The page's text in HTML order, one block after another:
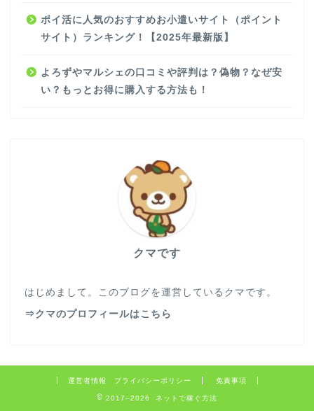
ポイ活に人気のおすすめお小遣いサイト（ポイント
サイト）ランキング！【2025年最新版】
よろずやマルシェの口コミや評判は？偽物？なぜ安
い？もっとお得に購入する方法も！
クマです
はじめまして。このブログを運営しているクマです。
⇒クマのプロフィールはこちら
運営者情報 プライバシーポリシー 免責事項
2017–2026 ネットで稼ぐ方法